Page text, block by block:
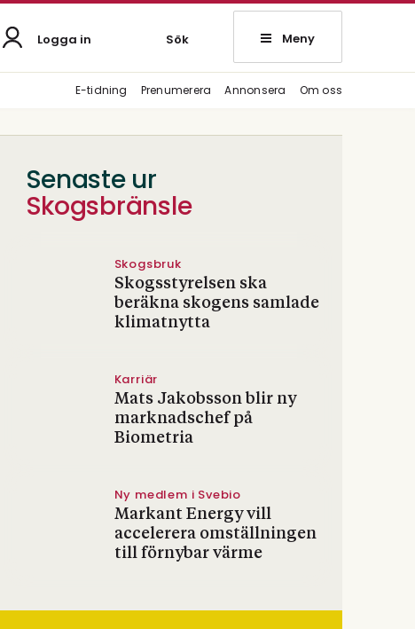
Logga in Sök Meny
E-tidning Prenumerera Annonsera Om oss
Senaste ur
Skogsbränsle
Skogsbruk
Skogsstyrelsen ska
beräkna skogens samlade
klimatnytta
Karriär
Mats Jakobsson blir ny
marknadschef på
Biometria
Ny medlem i Svebio
Markant Energy vill
accelerera omställningen
till förnybar värme